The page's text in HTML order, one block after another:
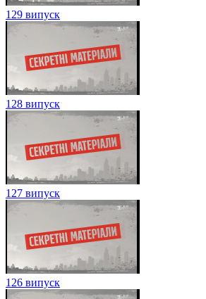
129 випуск
128 випуск
127 випуск
126 випуск